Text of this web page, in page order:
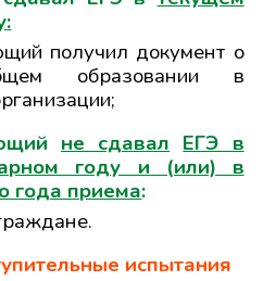
:
получил документ о
образовании в
не сдавал ЕГЭ в
году и (или) в
года приема:
испытания